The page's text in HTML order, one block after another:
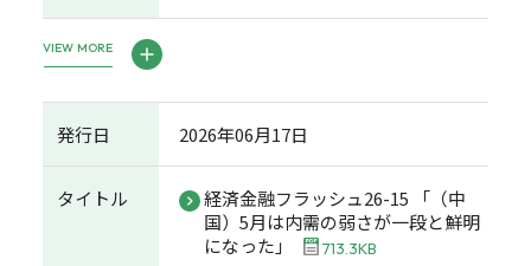
VIEW MORE
発行日 2026年06月17日
タイトル
経済金融フラッシュ26-15 「（中
国）5月は内需の弱さが一段と鮮明
になった」
713.3KB